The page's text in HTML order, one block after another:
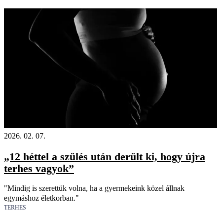
2026. 02. 07.
„12 héttel a szülés után derült ki, hogy újra
terhes vagyok”
"Mindig is szerettük volna, ha a gyermekeink közel állnak
egymáshoz életkorban."
TERHES